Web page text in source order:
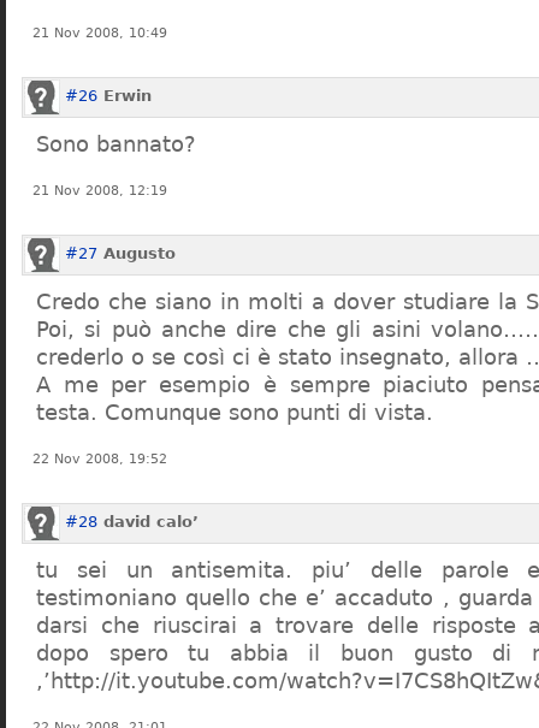
21 Nov 2008, 10:49
#26 Erwin
Sono bannato?
21 Nov 2008, 12:19
#27 Augusto
Credo che siano in molti a dover studiare la
Poi, si può anche dire che gli asini
crederlo o se così ci è stato insegnato,
A me per esempio è sempre piaciuto
testa. Comunque sono punti di vista.
22 Nov 2008, 19:52
#28 david calo’
tu sei un antisemita. piu’ delle parole
testimoniano quello che e’ accaduto , guarda
darsi che riuscirai a trovare delle risposte
dopo spero tu abbia il buon gusto di
,’http://it.youtube.com/